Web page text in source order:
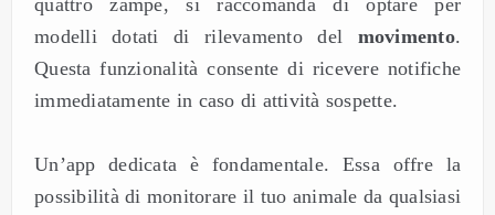
modelli dotati di rilevamento del movimento.
Questa funzionalità consente di ricevere notifiche
immediatamente in caso di attività sospette.
Un’app dedicata è fondamentale. Essa offre la
possibilità di monitorare il tuo animale da qualsiasi